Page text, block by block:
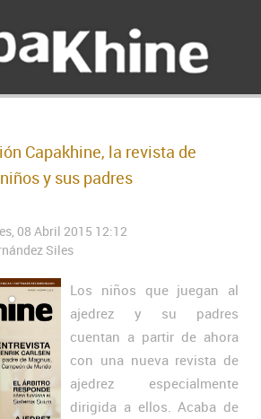
Capakhine, la revista de
y sus padres
08 Abril 2015 12:12
Siles
Los niños que juegan al
ajedrez y su padres
cuentan a partir de ahora
con una nueva revista de
ajedrez especialmente
dirigida a ellos. Acaba de